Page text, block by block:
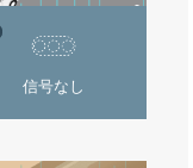
信号なし